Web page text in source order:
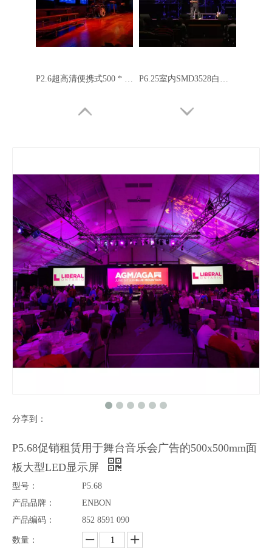
P2.6超高清便携式500 * 500mm移动LED显示屏 P6.25室内SMD3528白色LED 500x500mm LED移动显示屏
P5.95压铸铝全彩室内租赁LED显示屏（500x500mm）
分享到：
P5.68促销租赁用于舞台音乐会广告的500x500mm面
板大型LED显示屏
型号：
P5.68
产品品牌：
ENBON
产品编码：
852 8591 090
数量：